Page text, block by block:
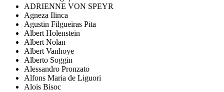
ADRIENNE VON SPEYR
Agneza Ilinca
Agustin Filgueiras Pita
Albert Holenstein
Albert Nolan
Albert Vanhoye
Alberto Soggin
Alessandro Pronzato
Alfons Maria de Liguori
Alois Bisoc